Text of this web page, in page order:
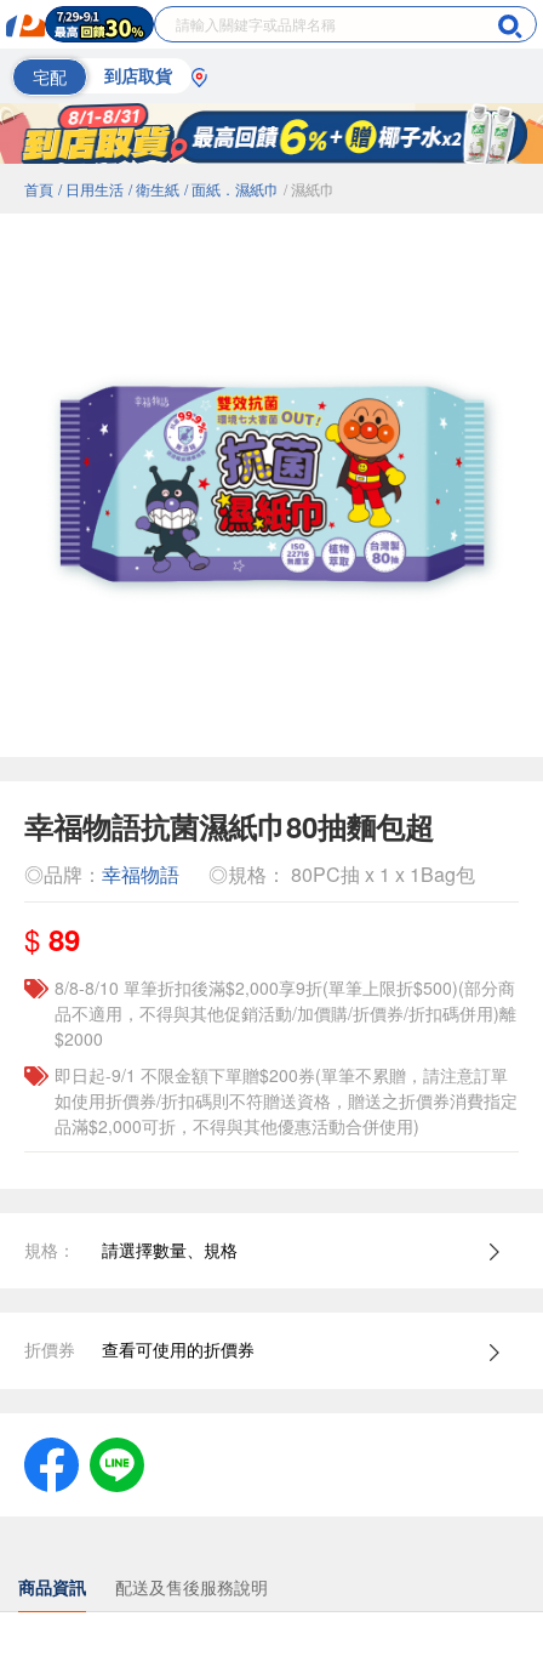
宅配 到店取貨
首頁 / 日用生活 / 衛生紙 / 面紙．濕紙巾 / 濕紙巾
幸福物語抗菌濕紙巾80抽麵包超
◎品牌： 幸福物語 ◎規格： 80PC抽 x 1 x 1Bag包
$ 89
8/8-8/10 單筆折扣後滿$2,000享9折(單筆上限折$500)(部分商
品不適用，不得與其他促銷活動/加價購/折價券/折扣碼併用)離
$2000
即日起-9/1 不限金額下單贈$200券(單筆不累贈，請注意訂單
如使用折價券/折扣碼則不符贈送資格，贈送之折價券消費指定
品滿$2,000可折，不得與其他優惠活動合併使用)
規格： 請選擇數量、規格
折價券 查看可使用的折價券
商品資訊 配送及售後服務說明